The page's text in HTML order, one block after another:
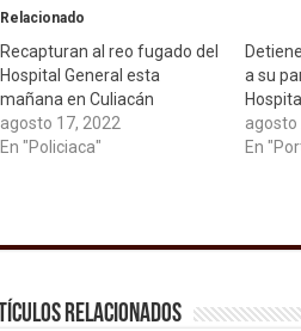
Relacionado
Recapturan al reo fugado del
Hospital General esta
mañana en Culiacán
agosto 17, 2022
En "Policiaca"
a su
agosto
En
relacionados